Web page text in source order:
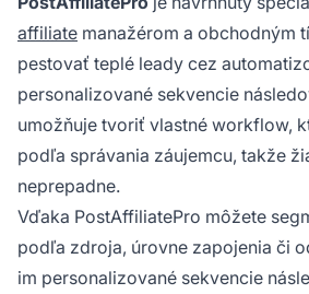
affiliate manažérom a obchodným
pestovať teplé leady cez
personalizované sekvencie
umožňuje tvoriť vlastné workflow,
podľa správania záujemcu, takže
neprepadne.
Vďaka PostAffiliatePro môžete
podľa zdroja, úrovne zapojenia či
im personalizované sekvencie